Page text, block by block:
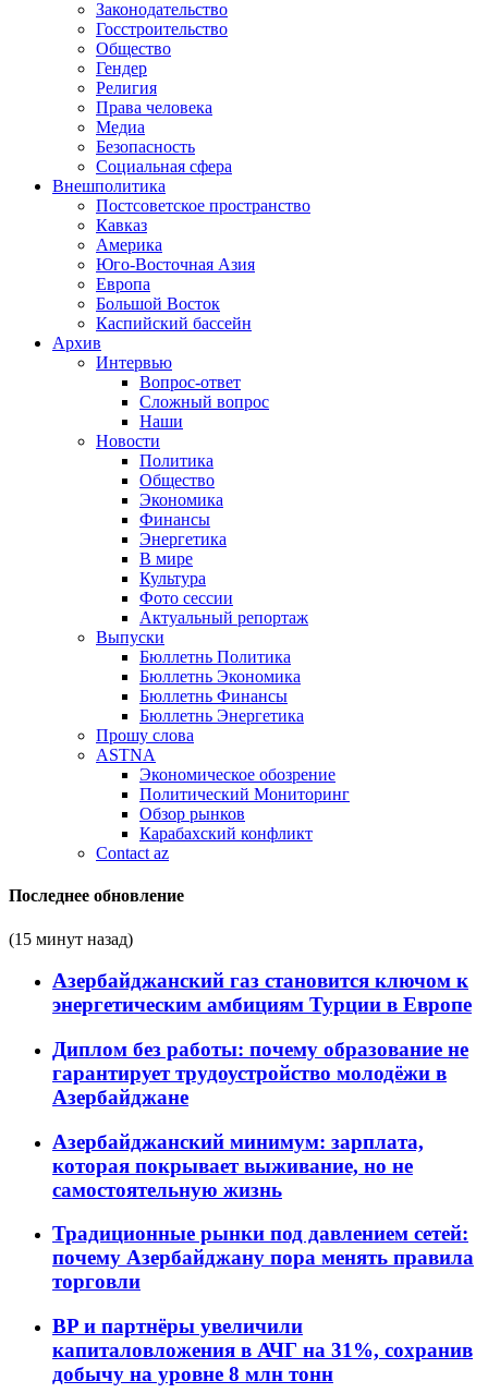
Законодательство
Госстроительство
Общество
Гендер
Религия
Права человека
Медиа
Безопасность
Социальная сфера
Внешполитика
Постсоветское пространство
Кавказ
Америка
Юго-Восточная Азия
Европа
Большой Восток
Каспийский бассейн
Архив
Интервью
Вопрос-ответ
Сложный вопрос
Наши
Новости
Политика
Общество
Экономика
Финансы
Энергетика
В мире
Культура
Фото сессии
Актуальный репортаж
Выпуски
Бюллетнь Политика
Бюллетнь Экономика
Бюллетнь Финансы
Бюллетнь Энергетика
Прошу слова
ASTNA
Экономическое обозрение
Политический Мониторинг
Обзор рынков
Карабахский конфликт
Contact az
Последнее обновление
(15 минут назад)
Азербайджанский газ становится ключом к
энергетическим амбициям Турции в Европе
Диплом без работы: почему образование не
гарантирует трудоустройство молодёжи в
Азербайджане
Азербайджанский минимум: зарплата,
которая покрывает выживание, но не
самостоятельную жизнь
Традиционные рынки под давлением сетей:
почему Азербайджану пора менять правила
торговли
BP и партнёры увеличили
капиталовложения в АЧГ на 31%, сохранив
добычу на уровне 8 млн тонн